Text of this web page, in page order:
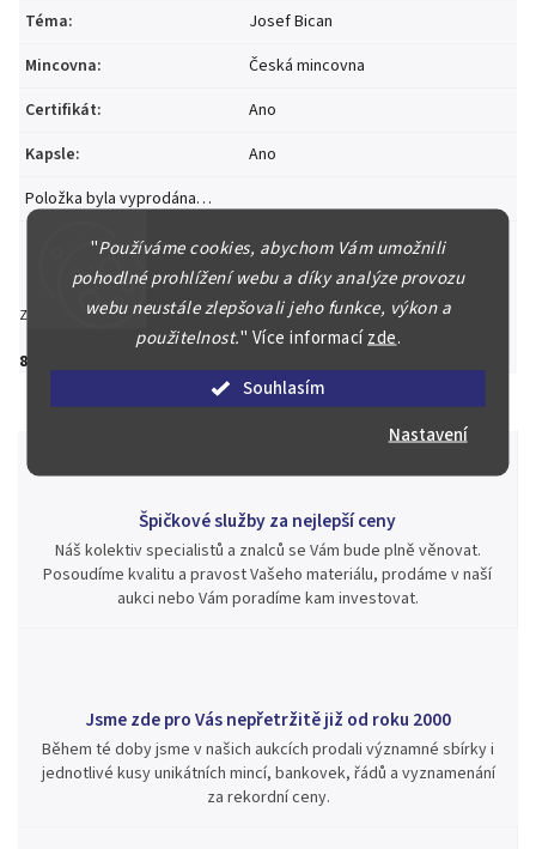
"Používáme cookies, abychom Vám umožnili
pohodlné prohlížení webu a díky analýze provozu
webu neustále zlepšovali jeho funkce, výkon a
použitelnost." Více informacízde.
Souhlasím
Nastavení
800 Kč
Téma:
Josef Bican
Mincovna:
Česká mincovna
Certifikát:
Ano
Kapsle:
Ano
Položka byla vyprodána…
Zeptat se Hlídat Sdílet
Špičkové služby za nejlepší ceny
Náš kolektiv specialistů a znalců se Vám bude plně věnovat.
Posoudíme kvalitu a pravost Vašeho materiálu, prodáme v naší
aukci nebo Vám poradíme kam investovat.
Jsme zde pro Vás nepřetržitě již od roku 2000
Během té doby jsme v našich aukcích prodali významné sbírky i
jednotlivé kusy unikátních mincí, bankovek, řádů a vyznamenání
za rekordní ceny.